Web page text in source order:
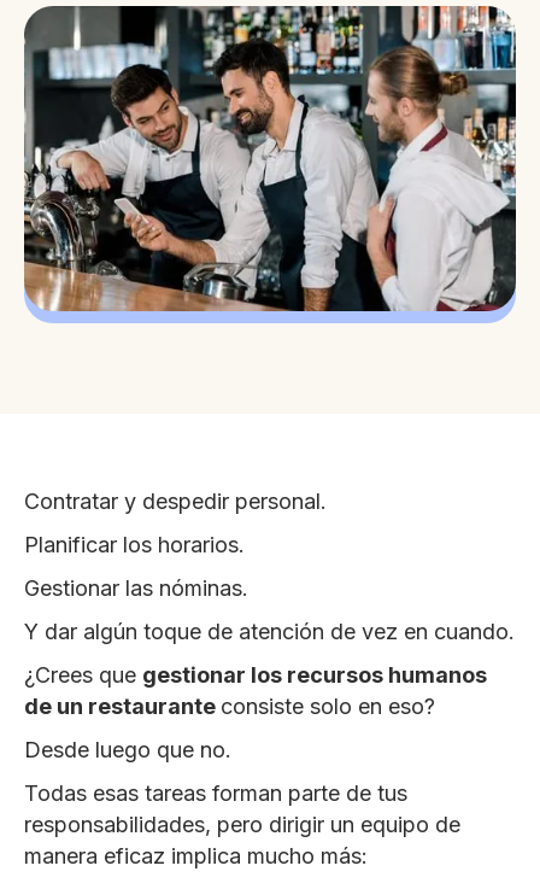
Contratar y despedir personal.
Planificar los horarios.
Gestionar las nóminas.
Y dar algún toque de atención de vez en cuando.
¿Crees que gestionar los recursos humanos
de un restaurante consiste solo en eso?
Desde luego que no.
Todas esas tareas forman parte de tus
responsabilidades, pero dirigir un equipo de
manera eficaz implica mucho más: